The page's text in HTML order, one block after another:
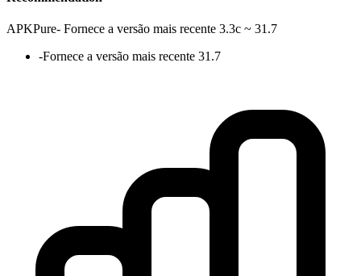
APKPure- Fornece a versão mais recente 3.3c ~ 31.7
-Fornece a versão mais recente 31.7